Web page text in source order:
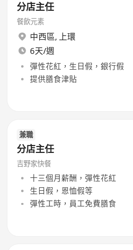
分店主任
餐飲元素
中西區, 上環
6天/週
彈性花紅，生日假，銀行假
提供膳食津貼
兼職
分店主任
吉野家快餐
十三個月薪酬，彈性花紅
生日假，恩恤假等
彈性工時，員工免費膳食